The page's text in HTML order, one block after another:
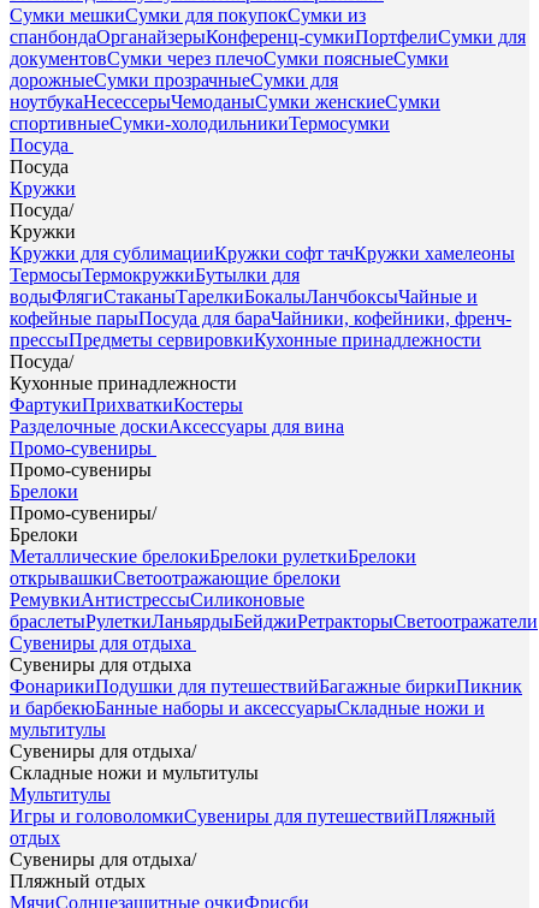
Сумки мешкиСумки для покупокСумки из
спанбондаОрганайзерыКонференц-сумкиПортфелиСумки для
документовСумки через плечоСумки поясныеСумки
дорожныеСумки прозрачныеСумки для
ноутбукаНесессерыЧемоданыСумки женскиеСумки
спортивныеСумки-холодильникиТермосумки
Посуда
Посуда
Кружки
Посуда/
Кружки
Кружки для сублимацииКружки софт тачКружки хамелеоны
ТермосыТермокружкиБутылки для
водыФлягиСтаканыТарелкиБокалыЛанчбоксыЧайные и
кофейные парыПосуда для бараЧайники, кофейники, френч-
прессыПредметы сервировкиКухонные принадлежности
Посуда/
Кухонные принадлежности
ФартукиПрихваткиКостеры
Разделочные доскиАксессуары для вина
Промо-сувениры
Промо-сувениры
Брелоки
Промо-сувениры/
Брелоки
Металлические брелокиБрелоки рулеткиБрелоки
открывашкиСветоотражающие брелоки
РемувкиАнтистрессыСиликоновые
браслетыРулеткиЛаньярдыБейджиРетракторыСветоотражатели
Сувениры для отдыха
Сувениры для отдыха
ФонарикиПодушки для путешествийБагажные биркиПикник
и барбекюБанные наборы и аксессуарыСкладные ножи и
мультитулы
Сувениры для отдыха/
Складные ножи и мультитулы
Мультитулы
Игры и головоломкиСувениры для путешествийПляжный
отдых
Сувениры для отдыха/
Пляжный отдых
МячиСолнцезащитные очкиФрисби